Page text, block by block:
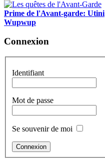
Prime de l'Avant-garde: Utini
Wupwup
Connexion
Identifiant
Mot de passe
Se souvenir de moi